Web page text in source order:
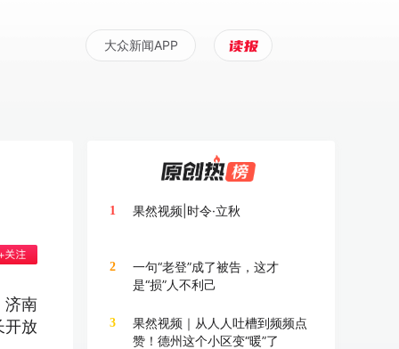
大众新闻APP
济南
开放
1 果然视频|时令·立秋
2
一句“老登”成了被告，这才
是“损”人不利己
3
果然视频｜从人人吐槽到频频点
赞！德州这个小区变“暖”了